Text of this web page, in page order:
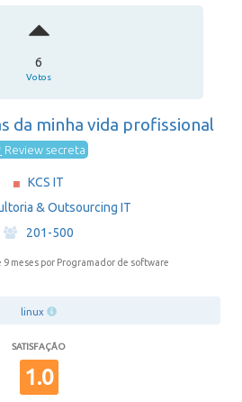
6
Votos
da minha vida profissional
Review secreta
KCS IT
·
& Outsourcing IT
·
201-500
9 meses por Programador de software
linux
SATISFAÇÃO
1.0